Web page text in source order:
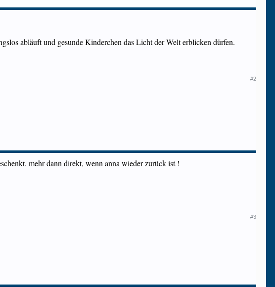
abläuft und gesunde Kinderchen das Licht der Welt erblicken dürfen.
#2
mehr dann direkt, wenn anna wieder zurück ist !
#3